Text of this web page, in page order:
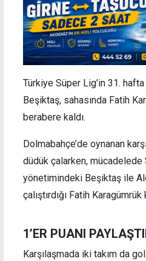
Türkiye Süper Lig’in 31.
Beşiktaş, sahasında Fatih
berabere kaldı.
Dolmabahçe’de oynanan
düdük çalarken, mücadelede
yönetimindeki Beşiktaş ile
çalıştırdığı Fatih
1’ER PUANI
Karşılaşmada iki takım da